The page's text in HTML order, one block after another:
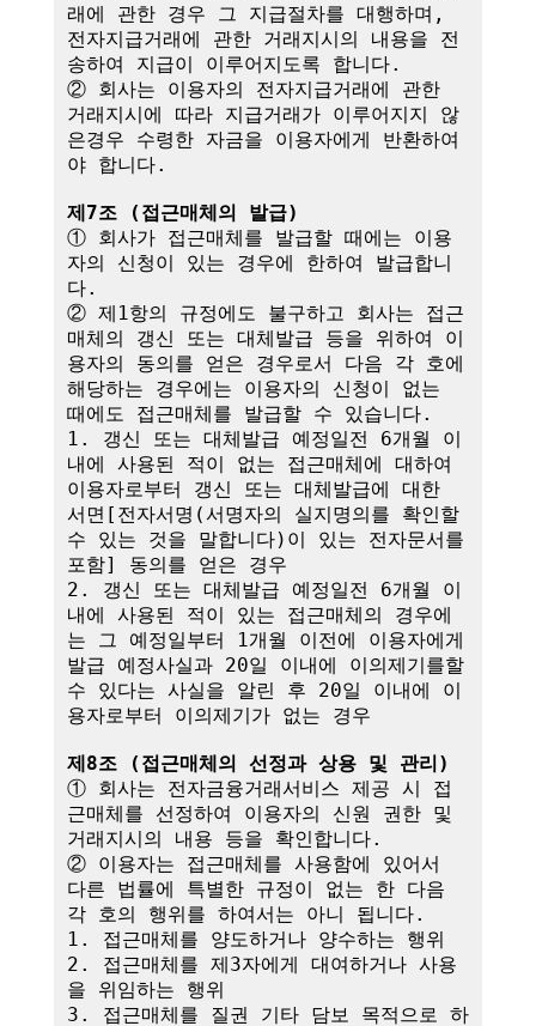
래에 관한 경우 그 지급절차를 대행하며,
전자지급거래에 관한 거래지시의 내용을 전
송하여 지급이 이루어지도록 합니다.
② 회사는 이용자의 전자지급거래에 관한
거래지시에 따라 지급거래가 이루어지지 않
은경우 수령한 자금을 이용자에게 반환하여
야 합니다.
제7조 (접근매체의 발급)
① 회사가 접근매체를 발급할 때에는 이용
자의 신청이 있는 경우에 한하여 발급합니
다.
② 제1항의 규정에도 불구하고 회사는 접근
매체의 갱신 또는 대체발급 등을 위하여 이
용자의 동의를 얻은 경우로서 다음 각 호에
해당하는 경우에는 이용자의 신청이 없는
때에도 접근매체를 발급할 수 있습니다.
1. 갱신 또는 대체발급 예정일전 6개월 이
내에 사용된 적이 없는 접근매체에 대하여
이용자로부터 갱신 또는 대체발급에 대한
서면[전자서명(서명자의 실지명의를 확인할
수 있는 것을 말합니다)이 있는 전자문서를
포함] 동의를 얻은 경우
2. 갱신 또는 대체발급 예정일전 6개월 이
내에 사용된 적이 있는 접근매체의 경우에
는 그 예정일부터 1개월 이전에 이용자에게
발급 예정사실과 20일 이내에 이의제기를할
수 있다는 사실을 알린 후 20일 이내에 이
용자로부터 이의제기가 없는 경우
제8조 (접근매체의 선정과 상용 및 관리)
① 회사는 전자금융거래서비스 제공 시 접
근매체를 선정하여 이용자의 신원 권한 및
거래지시의 내용 등을 확인합니다.
② 이용자는 접근매체를 사용함에 있어서
다른 법률에 특별한 규정이 없는 한 다음
각 호의 행위를 하여서는 아니 됩니다.
1. 접근매체를 양도하거나 양수하는 행위
2. 접근매체를 제3자에게 대여하거나 사용
을 위임하는 행위
3. 접근매체를 질권 기타 담보 목적으로 하